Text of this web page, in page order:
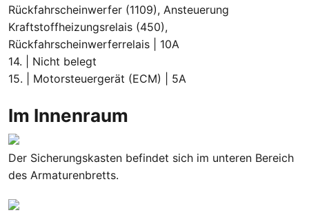
Rückfahrscheinwerfer (1109), Ansteuerung
Kraftstoffheizungsrelais (450),
Rückfahrscheinwerferrelais | 10A
14. | Nicht belegt
15. | Motorsteuergerät (ECM) | 5A
Im Innenraum
Der Sicherungskasten befindet sich im unteren Bereich
des Armaturenbretts.